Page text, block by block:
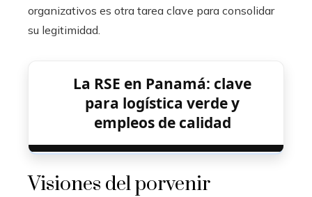
organizativos es otra tarea clave para consolidar
su legitimidad.
La RSE en Panamá: clave
para logística verde y
empleos de calidad
Visiones del porvenir